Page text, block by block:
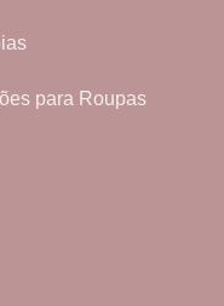
para Roupas